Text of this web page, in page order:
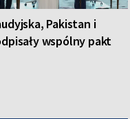
Pakistan i
wspólny pakt